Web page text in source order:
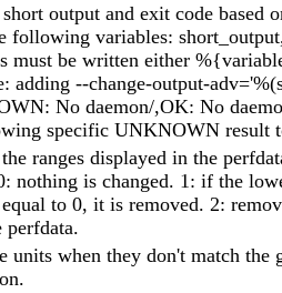
short output and exit code based
following variables:
must be written either
adding --change-output-
No daemon/,OK: No
specific UNKNOWN result
ranges displayed in the
nothing is changed. 1: if the
to 0, it is removed. 2:
perfdata.
units when they don't match the